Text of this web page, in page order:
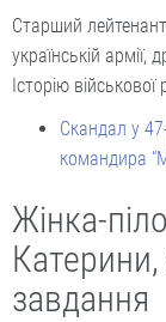
Старший
українській армії,
Історію
Скандал у
командира
Жінка-
Катерини,
завдання